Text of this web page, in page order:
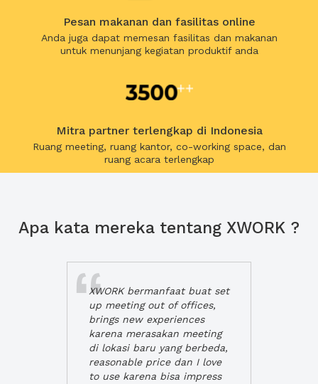
Pesan makanan dan fasilitas online
Anda juga dapat memesan fasilitas dan makanan
untuk menunjang kegiatan produktif anda
Mitra partner terlengkap di Indonesia
Ruang meeting, ruang kantor, co-working space, dan
ruang acara terlengkap
Apa kata mereka tentang XWORK ?
XWORK bermanfaat buat set
up meeting out of offices,
brings new experiences
karena merasakan meeting
di lokasi baru yang berbeda,
reasonable price dan I love
to use karena bisa impress